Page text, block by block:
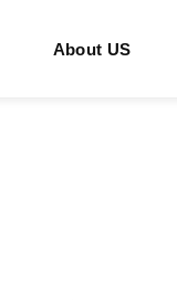
About US